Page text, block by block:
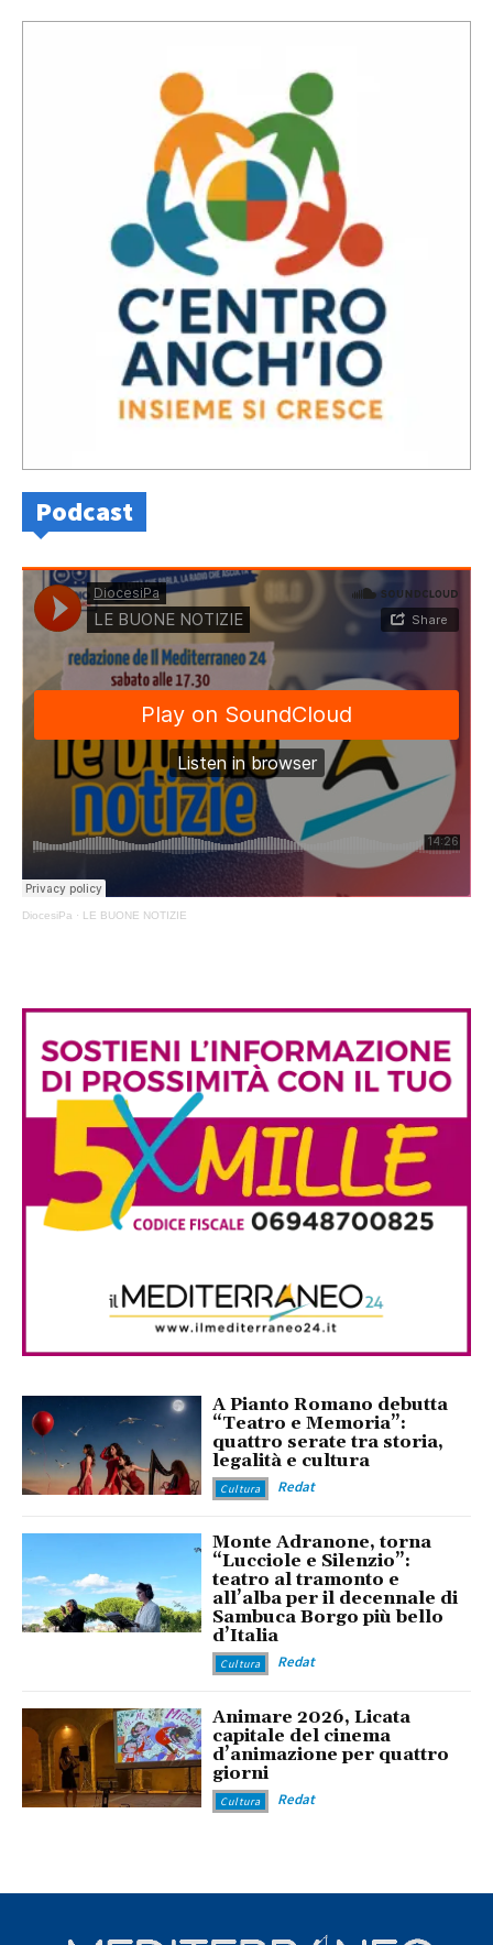
Podcast
DiocesiPa · LE BUONE NOTIZIE
A Pianto Romano debutta
“Teatro e Memoria”:
quattro serate tra storia,
legalità e cultura
Cultura Redat
Monte Adranone, torna
“Lucciole e Silenzio”:
teatro al tramonto e
all’alba per il decennale di
Sambuca Borgo più bello
d’Italia
Cultura Redat
Animare 2026, Licata
capitale del cinema
d’animazione per quattro
giorni
Cultura Redat